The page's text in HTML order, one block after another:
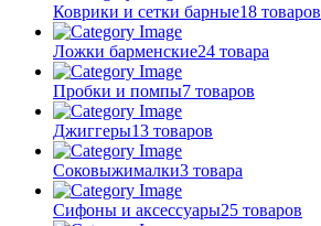
Коврики и сетки барные18 товаров
Ложки барменские24 товара
Пробки и помпы7 товаров
Джиггеры13 товаров
Соковыжималки3 товара
Сифоны и аксессуары25 товаров